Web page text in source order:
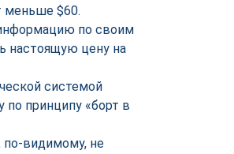
меньше $60.
по своим
настоящую цену на
системой
принципу «борт в
по-видимому, не